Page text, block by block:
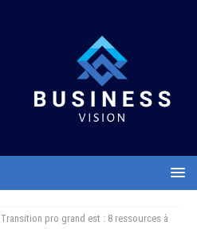
Transition pro grand est : 8 ressources à